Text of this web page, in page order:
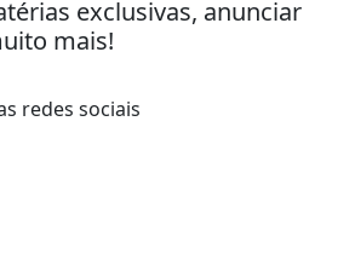
exclusivas, anunciar
mais!
redes sociais